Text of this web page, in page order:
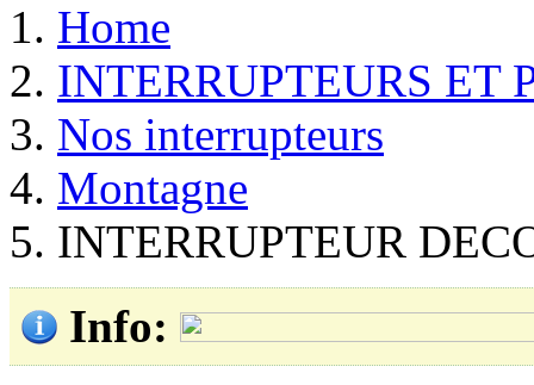
Home
INTERRUPTEURS ET
Nos interrupteurs
Montagne
INTERRUPTEUR
Info: